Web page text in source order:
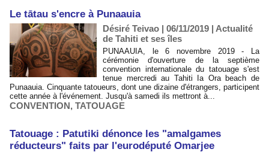
Le tātau s'encre à Punaauia
Désiré Teivao | 06/11/2019 | Actualité
de Tahiti et ses îles
PUNAAUIA, le 6 novembre 2019 - La
cérémonie d'ouverture de la septième
convention internationale du tatouage s'est
tenue mercredi au Tahiti Ia Ora beach de
Punaauia. Cinquante tatoueurs, dont une dizaine d'étrangers, participent
cette année à l'événement. Jusqu'à samedi ils mettront à...
CONVENTION, TATOUAGE
Tatouage : Patutiki dénonce les "amalgames
réducteurs" faits par l'eurodéputé Omarjee